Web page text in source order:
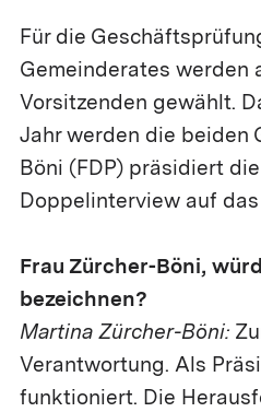
Für die
Gemeinderates werden
Vorsitzenden gewählt.
Jahr werden die beiden
Böni (FDP) präsidiert
Doppelinterview auf
Frau Zürcher-Böni,
bezeichnen?
Martina Zürcher-Böni:
Verantwortung. Als
funktioniert. Die